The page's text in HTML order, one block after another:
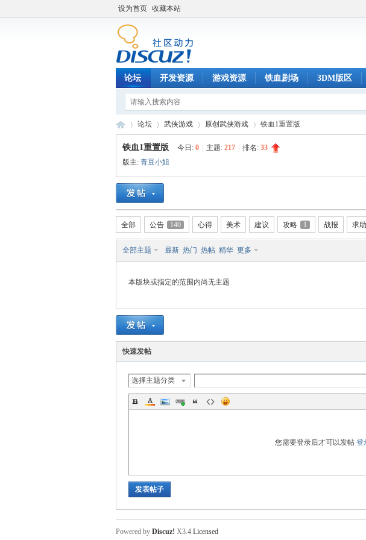
设为首页 收藏本站
论坛 开发资源 游戏资源 铁血剧场 3DM版区
铁 »
论坛
›
武侠游戏
›
原创武侠游戏
›
铁血1重置版
铁血1重置版 今日: 0 主题: 217 排名: 33
版主: 青豆小姐
全部 公告 140 心得 美术 建议 攻略 1 战报 求助
全部主题 最新 热门 热帖 精华 更多
本版块或指定的范围内尚无主题
快速发帖
选择主题分类
您需要登录后才可以发帖 登
发表帖子
Powered by Discuz! X3.4 Licensed